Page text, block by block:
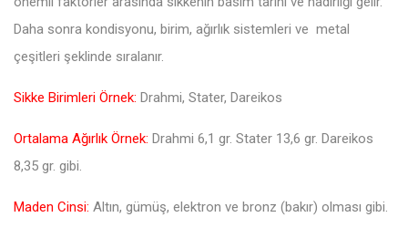
Daha sonra kondisyonu, birim, ağırlık sistemleri ve metal
çeşitleri şeklinde sıralanır.
Sikke Birimleri Örnek: Drahmi, Stater, Dareikos
Ortalama Ağırlık Örnek: Drahmi 6,1 gr. Stater 13,6 gr. Dareikos
8,35 gr. gibi.
Maden Cinsi: Altın, gümüş, elektron ve bronz (bakır) olması gibi.